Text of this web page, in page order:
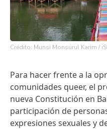
Crédito: Munsi Monsurul Karim /
Para hacer frente a la
comunidades queer, el
nueva Constitución en
participación de
expresiones sexuales y